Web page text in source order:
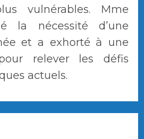
vulnérables. Mme
la nécessité d’une
et a exhorté à une
relever les défis
actuels.